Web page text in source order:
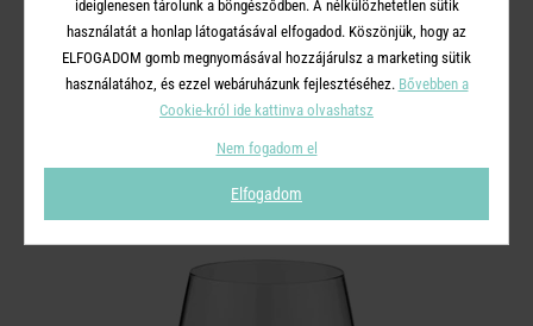
A TERMÉKCSALÁD TOVÁBBI
TERMÉKEI
ideiglenesen tárolunk a böngésződben. A nélkülözhetetlen sütik
használatát a honlap látogatásával elfogadod. Köszönjük, hogy az
ELFOGADOM gomb megnyomásával hozzájárulsz a marketing sütik
használatához, és ezzel webáruházunk fejlesztéséhez. Bővebben a
Cookie-król ide kattinva olvashatsz
Nem fogadom el
Elfogadom